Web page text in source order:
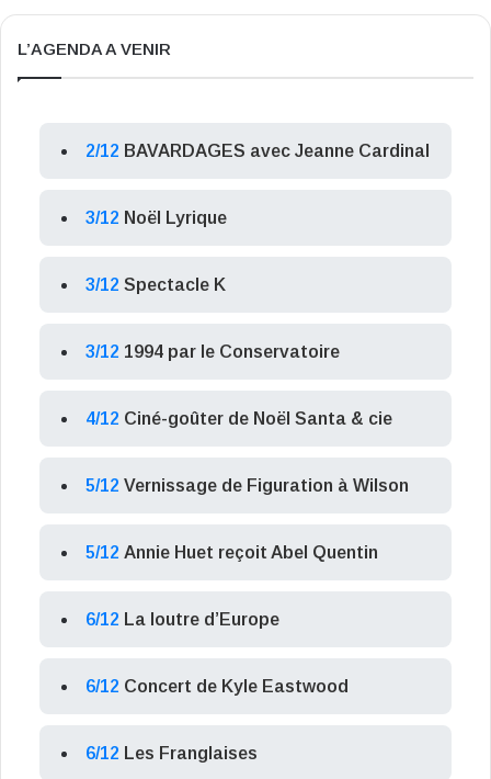
L’AGENDA A VENIR
2/12 BAVARDAGES avec Jeanne Cardinal
3/12 Noël Lyrique
3/12 Spectacle K
3/12 1994 par le Conservatoire
4/12 Ciné-goûter de Noël Santa & cie
5/12 Vernissage de Figuration à Wilson
5/12 Annie Huet reçoit Abel Quentin
6/12 La loutre d’Europe
6/12 Concert de Kyle Eastwood
6/12 Les Franglaises